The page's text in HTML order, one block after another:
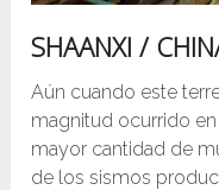
SHAANXI /
Aún cuando este
magnitud ocurrido
mayor cantidad de
de los sismos